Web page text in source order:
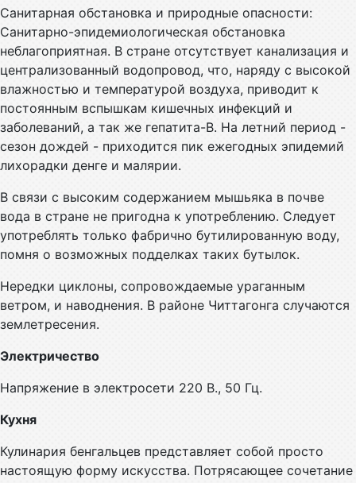
Санитарная обстановка и природные опасности:
Санитарно-эпидемиологическая обстановка
неблагоприятная. В стране отсутствует канализация и
централизованный водопровод, что, наряду с высокой
влажностью и температурой воздуха, приводит к
постоянным вспышкам кишечных инфекций и
заболеваний, а так же гепатита-В. На летний период -
сезон дождей - приходится пик ежегодных эпидемий
лихорадки денге и малярии.
В связи с высоким содержанием мышьяка в почве
вода в стране не пригодна к употреблению. Следует
употреблять только фабрично бутилированную воду,
помня о возможных подделках таких бутылок.
Нередки циклоны, сопровождаемые ураганным
ветром, и наводнения. В районе Читтагонга случаются
землетресения.
Электричество
Напряжение в электросети 220 В., 50 Гц.
Кухня
Кулинария бенгальцев представляет собой просто
настоящую форму искусства. Потрясающее сочетание